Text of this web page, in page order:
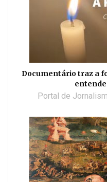
Documentário traz a
Portal de